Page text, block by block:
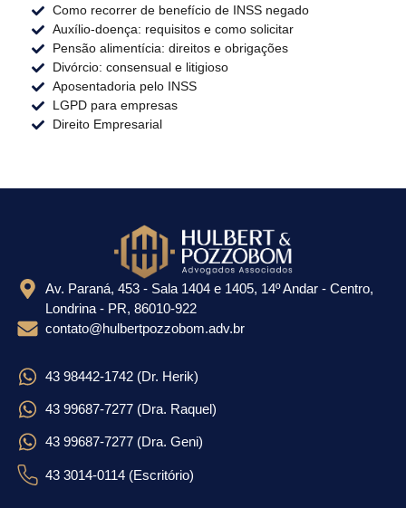
Como recorrer de benefício de INSS negado
Auxílio-doença: requisitos e como solicitar
Pensão alimentícia: direitos e obrigações
Divórcio: consensual e litigioso
Aposentadoria pelo INSS
LGPD para empresas
Direito Empresarial
Av. Paraná, 453 - Sala 1404 e 1405, 14º Andar - Centro,
Londrina - PR, 86010-922
contato@hulbertpozzobom.adv.br
43 98442-1742 (Dr. Herik)
43 99687-7277 (Dra. Raquel)
43 99687-7277 (Dra. Geni)
43 3014-0114 (Escritório)